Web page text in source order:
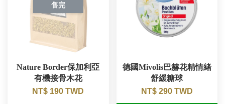
售完
Nature Border保加利亞
有機接骨木花
NT$ 190 TWD
德國Mivolis巴赫花精情緒
舒緩糖球
NT$ 290 TWD